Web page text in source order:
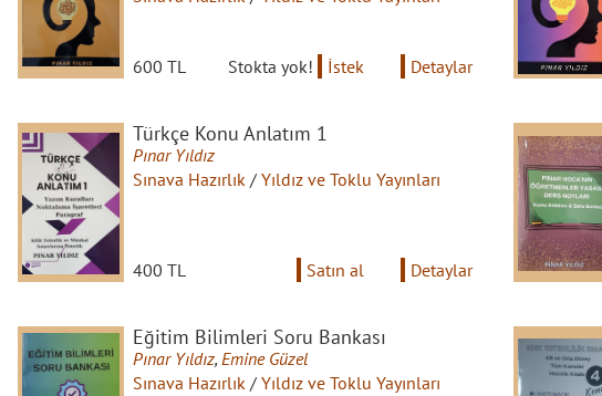
600 TL Stokta yok! İstek Detaylar
Türkçe Konu Anlatım 1
Pınar Yıldız
Sınava Hazırlık / Yıldız ve Toklu Yayınları
400 TL Satın al Detaylar
Eğitim Bilimleri Soru Bankası
Pınar Yıldız, Emine Güzel
Sınava Hazırlık / Yıldız ve Toklu Yayınları